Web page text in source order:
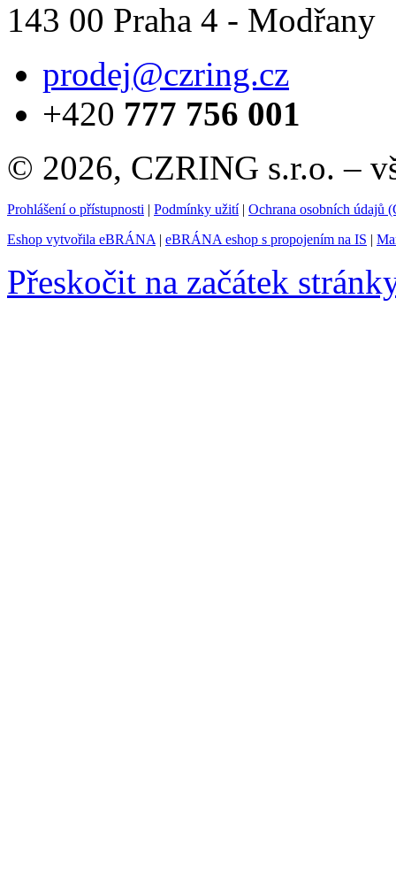
143 00 Praha 4 - Modřany
prodej@czring.cz
+420 777 756 001
© 2026, CZRING s.r.o. –
Prohlášení o přístupnosti | Podmínky užití| Ochrana osobních údajů
Eshop vytvořila eBRÁNA | eBRÁNA eshop s propojením na IS |
Přeskočit na začátek